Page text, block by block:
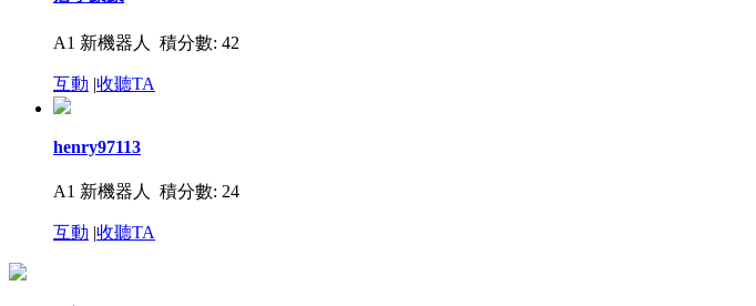
A1 新機器人 積分數: 42
互動 |收聽TA
henry97113
A1 新機器人 積分數: 24
互動 |收聽TA